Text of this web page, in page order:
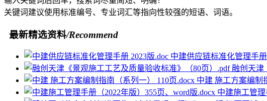
关键词建议使用标准编号、专业词汇等指向性较强的短语、词语。
最新精选资料/Recommend
中建供应链标准化管理手册
融创天津
中建 施工方案编制
中建施工管理